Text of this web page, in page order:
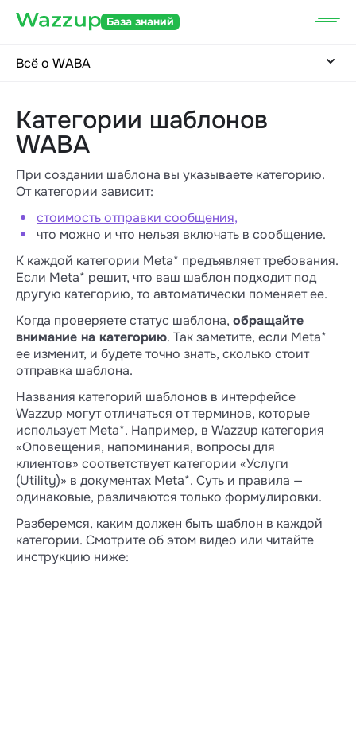
База знаний
Всё о WABA
Категории шаблонов
WABA
При создании шаблона вы указываете категорию.
От категории зависит:
стоимость отправки сообщения,
что можно и что нельзя включать в сообщение.
К каждой категории Meta* предъявляет требования.
Если Meta* решит, что ваш шаблон подходит под
другую категорию, то автоматически поменяет ее.
Когда проверяете статус шаблона, обращайте
внимание на категорию. Так заметите, если Meta*
ее изменит, и будете точно знать, сколько стоит
отправка шаблона.
Названия категорий шаблонов в интерфейсе
Wazzup могут отличаться от терминов, которые
использует Meta*. Например, в Wazzup категория
«Оповещения, напоминания, вопросы для
клиентов» соответствует категории «Услуги
(Utility)» в документах Meta*. Суть и правила —
одинаковые, различаются только формулировки.
Разберемся, каким должен быть шаблон в каждой
категории. Смотрите об этом видео или читайте
инструкцию ниже: